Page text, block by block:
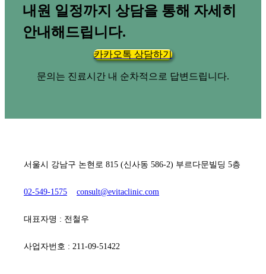
내원 일정까지 상담을 통해 자세히
안내해드립니다.
카카오톡 상담하기
문의는 진료시간 내 순차적으로 답변드립니다.
서울시 강남구 논현로 815 (신사동 586-2) 부르다문빌딩 5층
02-549-1575 consult@evitaclinic.com
대표자명 : 전철우
사업자번호 : 211-09-51422